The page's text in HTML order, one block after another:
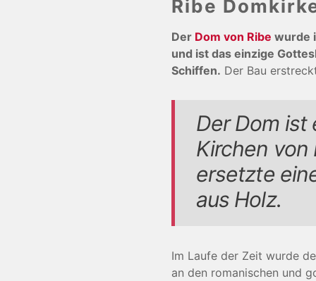
Ribe
Der Dom von Ribe wurde
und ist das einzige
Schiffen. Der Bau
Der Dom ist
Kirchen von
ersetzte
aus Holz.
Im Laufe der Zeit wurde
an den romanischen und